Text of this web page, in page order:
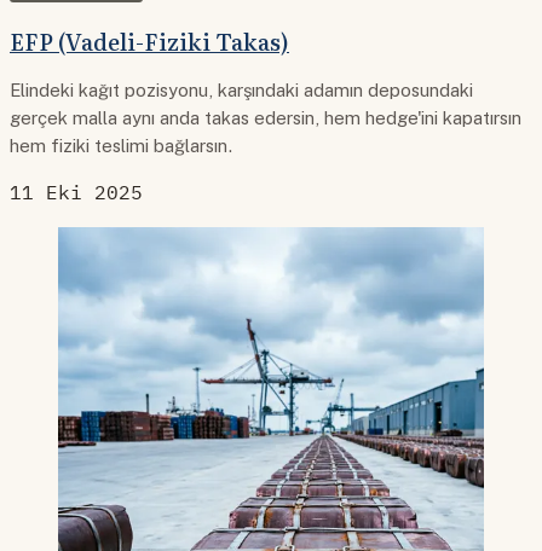
EFP (Vadeli-Fiziki Takas)
Elindeki kağıt pozisyonu, karşındaki adamın deposundaki
gerçek malla aynı anda takas edersin, hem hedge'ini kapatırsın
hem fiziki teslimi bağlarsın.
11 Eki 2025